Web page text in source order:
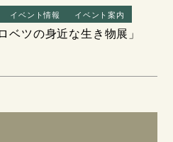
イベント情報 イベント案内
ベツの身近な生き物展」